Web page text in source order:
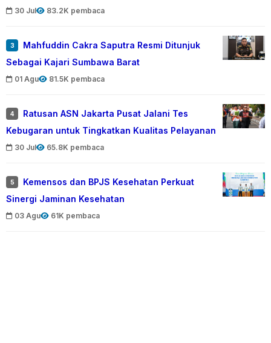
30 Jul 83.2K pembaca
3
Mahfuddin Cakra Saputra Resmi Ditunjuk
Sebagai Kajari Sumbawa Barat
01 Agu 81.5K pembaca
4
Ratusan ASN Jakarta Pusat Jalani Tes
Kebugaran untuk Tingkatkan Kualitas Pelayanan
30 Jul 65.8K pembaca
5
Kemensos dan BPJS Kesehatan Perkuat
Sinergi Jaminan Kesehatan
03 Agu 61K pembaca